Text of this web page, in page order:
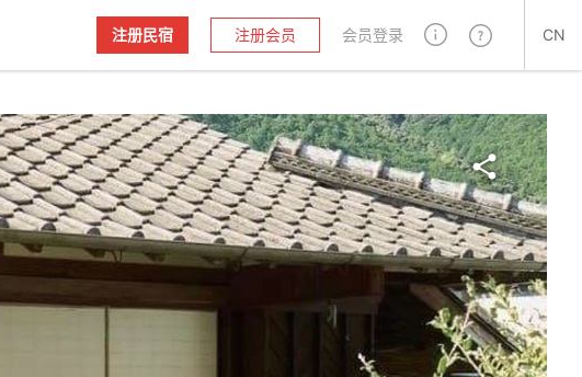
注册民宿 注册会员 会员登录 CN